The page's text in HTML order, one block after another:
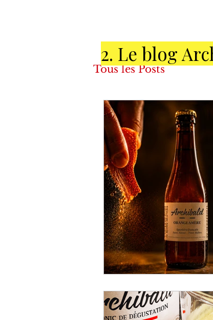
Tous les Posts
POSITIVE SPIRIT
SAVOIR-FAIRE &
2. Le blog